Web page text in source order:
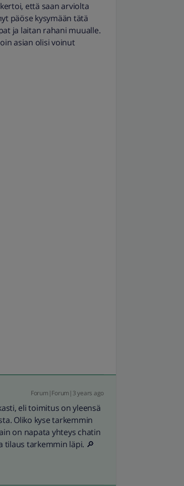
että saan arviolta
päöse kysymään tätä
ja laitan rahani muualle.
asian olisi voinut
Forum|Forum|3 years ago
eli toimitus on yleensä
Oliko kyse tarkemmin
on napata yhteys chatin
tilaus tarkemmin läpi. 🔎